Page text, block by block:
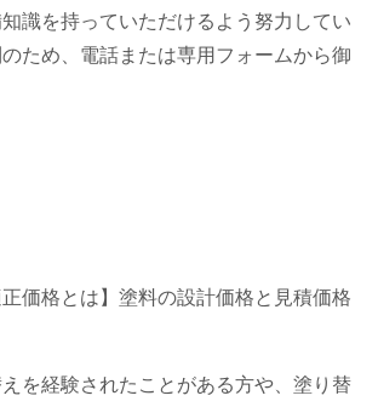
識を持っていただけるよう努力してい
ため、電話または専用フォームから御
を経験されたことがある方や、塗り替